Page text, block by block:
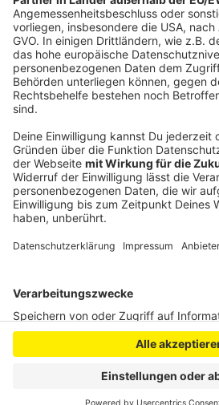
Anzeige
Spende für Frauenhaus und
Para-Athlet Markus Rehm erhält
Internationaler Jugendstadtrat in
Anzeige